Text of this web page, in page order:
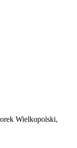
Wielkopolski,